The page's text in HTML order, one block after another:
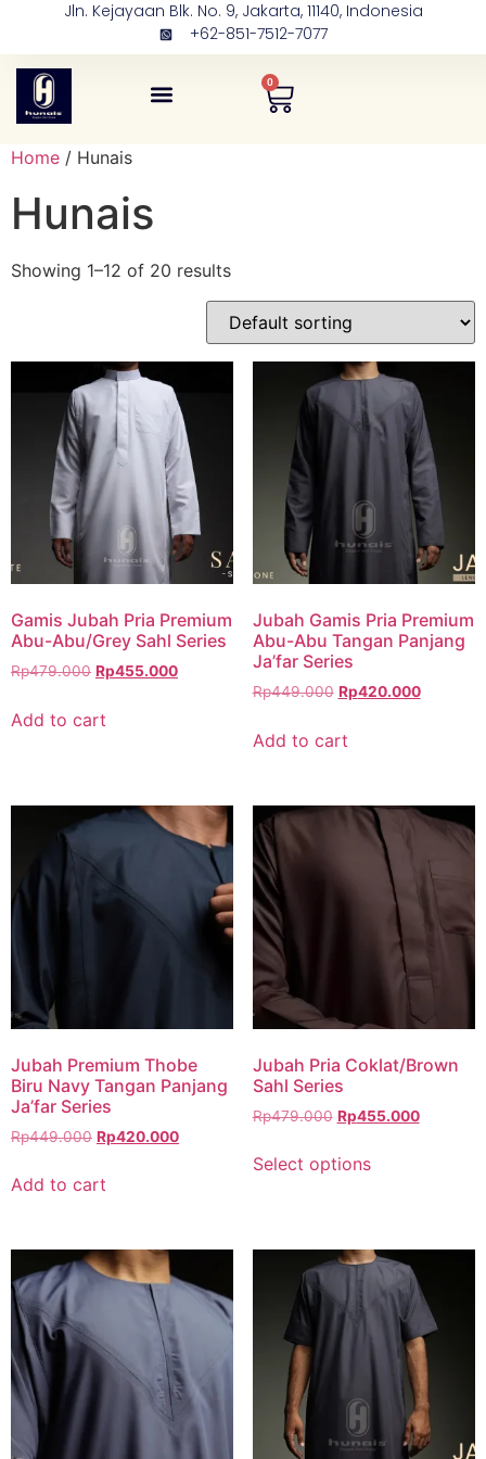
Jln. Kejayaan Blk. No. 9, Jakarta, 11140, Indonesia
+62-851-7512-7077
0
Home / Hunais
Hunais
Showing 1–12 of 20 results
Gamis Jubah Pria Premium
Abu-Abu/Grey Sahl Series
Rp479.000 Rp455.000
Add to cart
Jubah Gamis Pria Premium
Abu-Abu Tangan Panjang
Ja’far Series
Rp449.000 Rp420.000
Add to cart
Jubah Premium Thobe
Biru Navy Tangan Panjang
Ja’far Series
Rp449.000 Rp420.000
Add to cart
Jubah Pria Coklat/Brown
Sahl Series
Rp479.000 Rp455.000
Select options